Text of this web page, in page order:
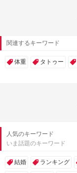
関連するキーワード
体重 タトゥー
人気のキーワード
いま話題のキーワード
結婚 ランキング